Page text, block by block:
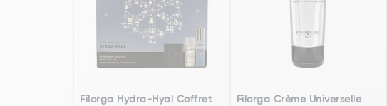
Filorga Hydra-Hyal Coffret
Filorga Crème Universelle